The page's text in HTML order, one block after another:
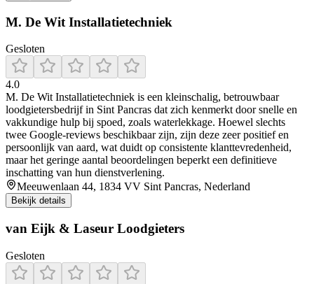
M. De Wit Installatietechniek
Gesloten
4.0
M. De Wit Installatietechniek is een kleinschalig, betrouwbaar
loodgietersbedrijf in Sint Pancras dat zich kenmerkt door snelle en
vakkundige hulp bij spoed, zoals waterlekkage. Hoewel slechts
twee Google-reviews beschikbaar zijn, zijn deze zeer positief en
persoonlijk van aard, wat duidt op consistente klanttevredenheid,
maar het geringe aantal beoordelingen beperkt een definitieve
inschatting van hun dienstverlening.
Meeuwenlaan 44, 1834 VV Sint Pancras, Nederland
Bekijk details
van Eijk & Laseur Loodgieters
Gesloten